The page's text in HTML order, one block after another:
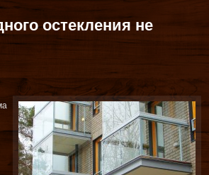
остекления не